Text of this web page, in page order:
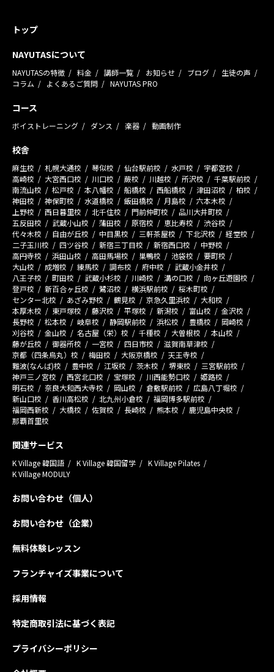
トップ
NAYUTASについて
NAYUTASの特徴 料金 講師一覧 お知らせ ブログ
生徒の声
コラム
よくあるご質問 NAYUTAS PRO
コース
ボイストレーニング ダンス 楽器 動画制作
校舎
麻生校 札幌大通校 琴似校 仙台駅前校 水戸校
宇都宮校
高崎校
大宮西口校 川口校 蕨校 川越校 所沢校
千葉駅前校
南流山校
松戸校 本八幡校 船橋校 西船橋校 津田沼校
柏校
神田校
神保町校 水道橋校 飯田橋校 月島校
六本木校
上野校
西日暮里校 北千住校 門前仲町校
品川大井町校
五反田校
武蔵小山校 蒲田校 原宿校 恵比寿校
渋谷校
代々木校
自由が丘校 中目黒校 三軒茶屋校 下北沢校
経堂校
二子玉川校
四ツ谷校 新宿三丁目校 新宿西口校
中野校
高円寺校
浜田山校 高田馬場校 巣鴨校 池袋校
要町校
大山校
成増校 練馬校 調布校 府中校
武蔵小金井校
八王子校
町田校 武蔵小杉校 川崎校 溝の口校
向ヶ丘遊園校
登戸校
新百合ヶ丘校 鷺沼校 横浜駅前校
桜木町校
センター北校
あざみ野校 鶴見校 京急久里浜校
大和校
本厚木校
東戸塚校 藤沢校 平塚校 新潟校 富山校
金沢校
長野校
松本校 岐阜校 静岡駅前校 浜松校 豊橋校
岡崎校
刈谷校
金山校 名古屋（栄）校 千種校 大曽根校
本山校
藤が丘校
御器所校 一宮校 四日市校
滋賀南草津校
京都（四条烏丸）校
梅田校 大阪京橋校
天王寺校
難波(なんば)校
豊中校 江坂校 茨木校 堺東校
三宮駅前校
神戸三ノ宮校
西宮北口校 宝塚校 川西能勢口校
姫路校
明石校
奈良大和西大寺校 岡山校 倉敷駅前校
広島八丁堀校
新山口校
香川高松校 北九州小倉校
福岡博多駅前校
福岡西新校
大橋校 佐賀校 長崎校 熊本校
鹿児島中央校
那覇首里校
関連サービス
K Village 韓国語 K Village 韓国留学
K Village Pilates
K Village MODULY
お問い合わせ（個人）
お問い合わせ（企業）
無料体験レッスン
フランチャイズ事業について
採用情報
特定商取引法に基づく表記
プライバシーポリシー